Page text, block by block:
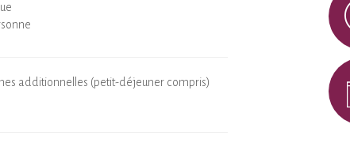
additionnelles (petit-déjeuner compris)